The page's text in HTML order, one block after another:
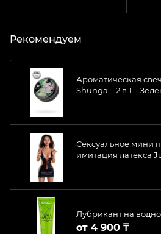
Рекомендуем
Ароматическая
Shunga – 2 в 1 –
Сексуальное мини
имитация латекса
Лубрикант на
от 4 900 ₸